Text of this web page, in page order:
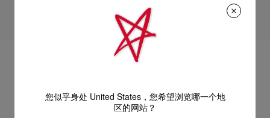
估计送货时间按照加快处理订单计算。
送货日期起计30天内可以免费退换。
换货视乎产品库存而定，请联系客户服务专员。
专门店恕不处理退货或换货要求。
退回的产品必须完好无损，红鞋底也没有任何污渍。
您似乎身处 United States，您希望浏览哪一个地
区的网站？